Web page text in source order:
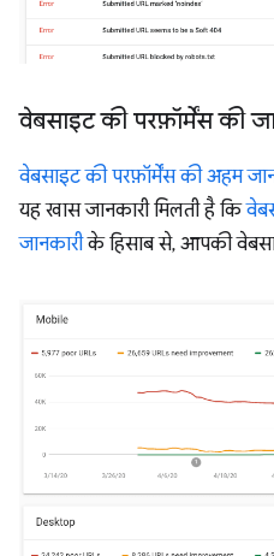
वेबसाइट की परफ़ॉर्मेंस की
वेबसाइट की परफ़ॉर्मेंस की अहम
यह खास जानकारी मिलती है कि
जानकारीके हिसाब से, आपकी